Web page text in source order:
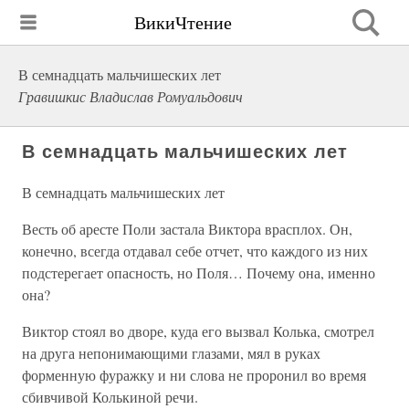
ВикиЧтение
В семнадцать мальчишеских лет
Гравишкис Владислав Ромуальдович
В семнадцать мальчишеских лет
В семнадцать мальчишеских лет
Весть об аресте Поли застала Виктора врасплох. Он,
конечно, всегда отдавал себе отчет, что каждого из них
подстерегает опасность, но Поля… Почему она, именно
она?
Виктор стоял во дворе, куда его вызвал Колька, смотрел
на друга непонимающими глазами, мял в руках
форменную фуражку и ни слова не проронил во время
сбивчивой Колькиной речи.